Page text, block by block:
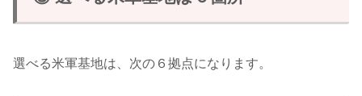
選べる米軍基地は、次の６拠点になります。